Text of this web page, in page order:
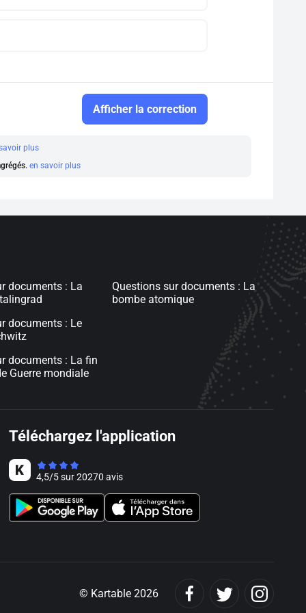
Afficher la correction
plus
en savoir plus
documents : La
documents : Le
documents : La fin
Guerre mondiale
Questions sur documents : La
bombe atomique
Téléchargez l'application
4,5/5sur20270 avis
© Kartable 2026